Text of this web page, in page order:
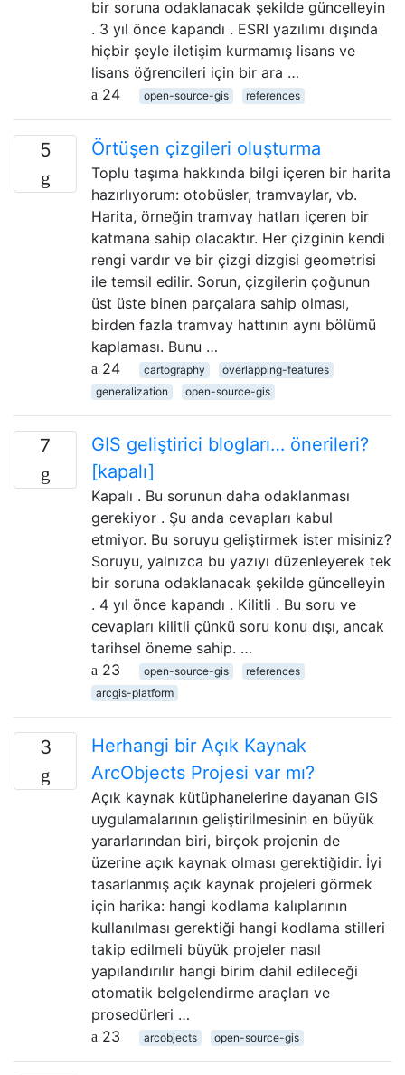
bir soruna odaklanacak şekilde güncelleyin
. 3 yıl önce kapandı . ESRI yazılımı dışında
hiçbir şeyle iletişim kurmamış lisans ve
lisans öğrencileri için bir ara …
24
open-source-gis references
5 Örtüşen çizgileri oluşturma
Toplu taşıma hakkında bilgi içeren bir harita
hazırlıyorum: otobüsler, tramvaylar, vb.
Harita, örneğin tramvay hatları içeren bir
katmana sahip olacaktır. Her çizginin kendi
rengi vardır ve bir çizgi dizgisi geometrisi
ile temsil edilir. Sorun, çizgilerin çoğunun
üst üste binen parçalara sahip olması,
birden fazla tramvay hattının aynı bölümü
kaplaması. Bunu …
24
cartography
overlapping-features
generalization
open-source-gis
7
GIS geliştirici blogları… önerileri?
[kapalı]
Kapalı . Bu sorunun daha odaklanması
gerekiyor . Şu anda cevapları kabul
etmiyor. Bu soruyu geliştirmek ister misiniz?
Soruyu, yalnızca bu yazıyı düzenleyerek tek
bir soruna odaklanacak şekilde güncelleyin
. 4 yıl önce kapandı . Kilitli . Bu soru ve
cevapları kilitli çünkü soru konu dışı, ancak
tarihsel öneme sahip. …
23
open-source-gis
references
arcgis-platform
3
Herhangi bir Açık Kaynak
ArcObjects Projesi var mı?
Açık kaynak kütüphanelerine dayanan GIS
uygulamalarının geliştirilmesinin en büyük
yararlarından biri, birçok projenin de
üzerine açık kaynak olması gerektiğidir. İyi
tasarlanmış açık kaynak projeleri görmek
için harika: hangi kodlama kalıplarının
kullanılması gerektiği hangi kodlama stilleri
takip edilmeli büyük projeler nasıl
yapılandırılır hangi birim dahil edileceği
otomatik belgelendirme araçları ve
prosedürleri …
23
arcobjects open-source-gis